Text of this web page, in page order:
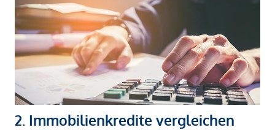
2. Immobilienkredite vergleichen